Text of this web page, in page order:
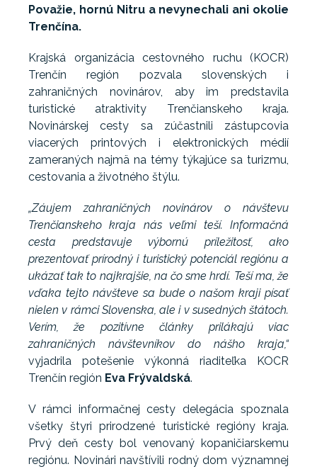
Považie, hornú Nitru a nevynechali ani okolie
Trenčína.
Krajská organizácia cestovného ruchu (KOCR)
Trenčín región pozvala slovenských i
zahraničných novinárov, aby im predstavila
turistické atraktivity Trenčianskeho kraja.
Novinárskej cesty sa zúčastnili zástupcovia
viacerých printových i elektronických médií
zameraných najmä na témy týkajúce sa turizmu,
cestovania a životného štýlu.
„Záujem zahraničných novinárov o návštevu
Trenčianskeho kraja nás veľmi teší. Informačná
cesta predstavuje výbornú príležitosť, ako
prezentovať prírodný i turistický potenciál regiónu a
ukázať tak to najkrajšie, na čo sme hrdí. Teší ma, že
vďaka tejto návšteve sa bude o našom kraji písať
nielen v rámci Slovenska, ale i v susedných štátoch.
Verím, že pozitívne články prilákajú viac
zahraničných návštevníkov do nášho kraja,“
vyjadrila potešenie výkonná riaditeľka KOCR
Trenčín región Eva Frývaldská.
V rámci informačnej cesty delegácia spoznala
všetky štyri prirodzené turistické regióny kraja.
Prvý deň cesty bol venovaný kopaničiarskemu
regiónu. Novinári navštívili rodný dom významnej